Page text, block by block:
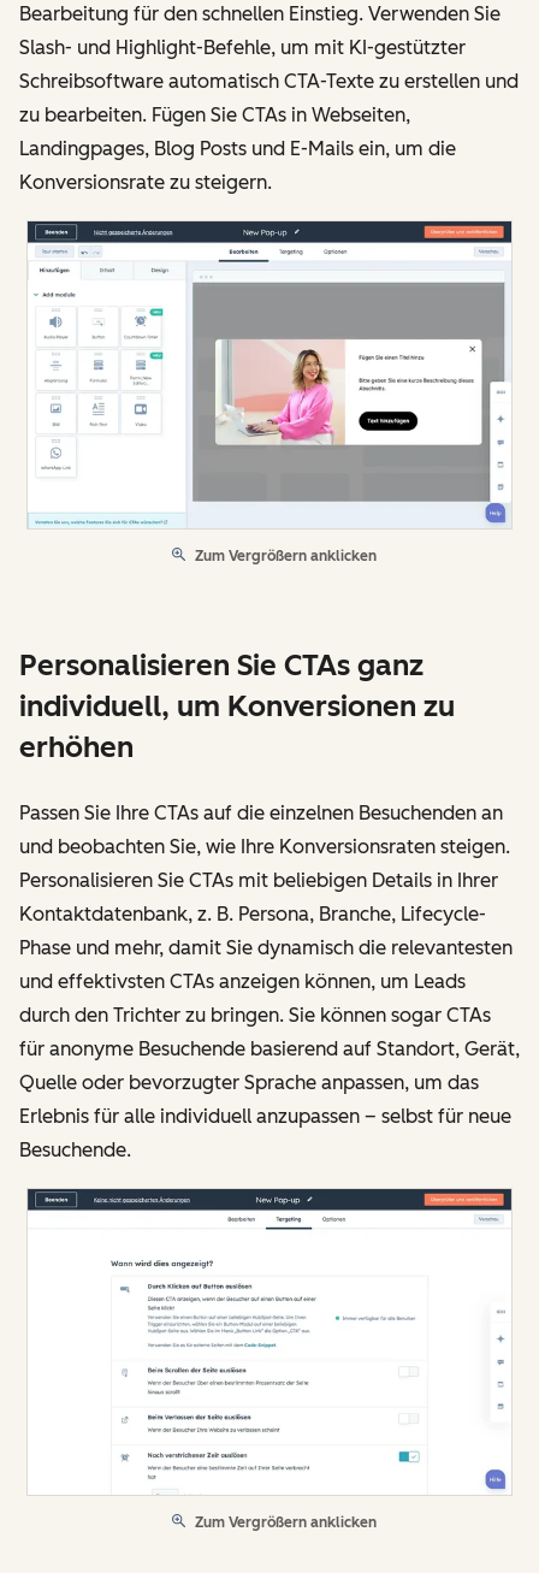
Bearbeitung für den schnellen Einstieg. Verwenden Sie
Slash- und Highlight-Befehle, um mit KI-gestützter
Schreibsoftware automatisch CTA-Texte zu erstellen und
zu bearbeiten. Fügen Sie CTAs in Webseiten,
Landingpages, Blog Posts und E-Mails ein, um die
Konversionsrate zu steigern.
Zum Vergrößern anklicken
Personalisieren Sie CTAs ganz
individuell, um Konversionen zu
erhöhen
Passen Sie Ihre CTAs auf die einzelnen Besuchenden an
und beobachten Sie, wie Ihre Konversionsraten steigen.
Personalisieren Sie CTAs mit beliebigen Details in Ihrer
Kontaktdatenbank, z. B. Persona, Branche, Lifecycle-
Phase und mehr, damit Sie dynamisch die relevantesten
und effektivsten CTAs anzeigen können, um Leads
durch den Trichter zu bringen. Sie können sogar CTAs
für anonyme Besuchende basierend auf Standort, Gerät,
Quelle oder bevorzugter Sprache anpassen, um das
Erlebnis für alle individuell anzupassen – selbst für neue
Besuchende.
Zum Vergrößern anklicken